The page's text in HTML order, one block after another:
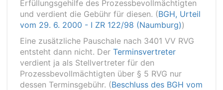
Erfüllungsgehilfe des Prozessbevollmächtigten
und verdient die Gebühr für diesen. (BGH, Urteil
vom 29. 6. 2000 - I ZR 122/98 (Naumburg))
Eine zusätzliche Pauschale nach 3401 VV RVG
entsteht dann nicht. Der Terminsvertreter
verdient ja als Stellvertreter für den
Prozessbevollmächtigten über § 5 RVG nur
dessen Terminsgebühr. (Beschluss des BGH vom